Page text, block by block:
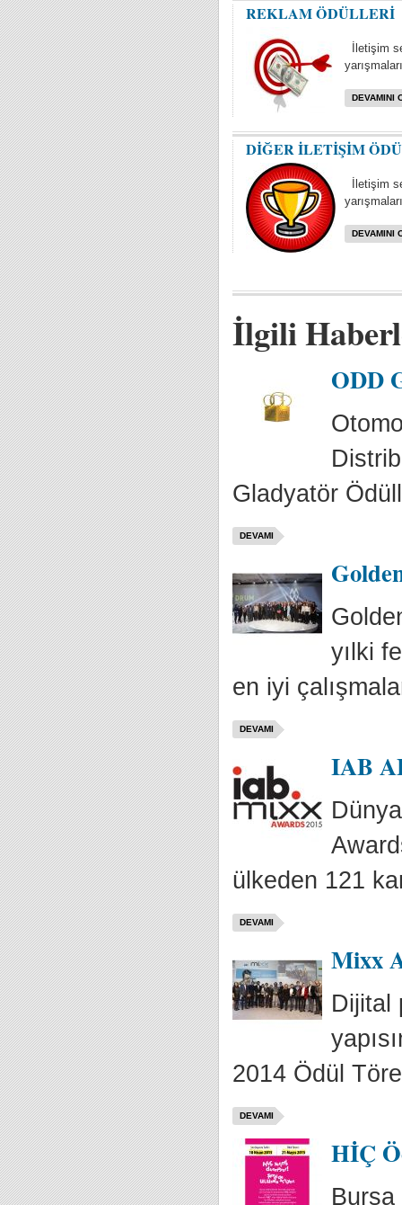
REKLAM ÖDÜLLERİ
İletişim
DEVAMINI
DİĞER İLETİŞİM
İletişim
DEVAMINI
İlgili
ODD
Gladyatör
DEVAMI
yılki
en iyi
DEVAMI
IAB
ülkeden 121
DEVAMI
Mixx
Dijital
2014 Ödül
DEVAMI
HİÇ
Bursa